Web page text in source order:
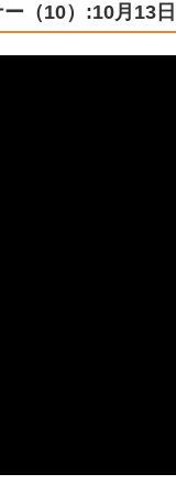
（10）:10月13